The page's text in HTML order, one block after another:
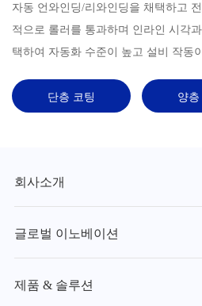
자동 언와인딩/리와인딩을 채택하고
적으로 롤러를 통과하며 인라인 시각
택하여 자동화 수준이 높고 설비 작동
단층 코팅 양
회사소개
글로벌 이노베이션
제품 & 솔루션